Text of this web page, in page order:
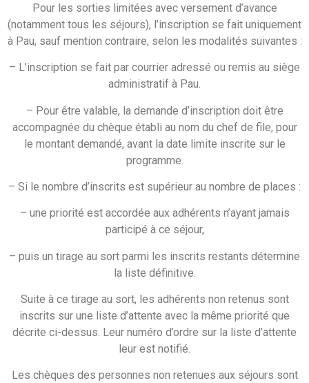
Pour les sorties limitées avec versement d’avance
(notamment tous les séjours), l’inscription se fait uniquement
à Pau, sauf mention contraire, selon les modalités suivantes :
– L’inscription se fait par courrier adressé ou remis au siège
administratif à Pau.
– Pour être valable, la demande d’inscription doit être
accompagnée du chèque établi au nom du chef de file, pour
le montant demandé, avant la date limite inscrite sur le
programme.
– Si le nombre d’inscrits est supérieur au nombre de places :
– une priorité est accordée aux adhérents n’ayant jamais
participé à ce séjour,
– puis un tirage au sort parmi les inscrits restants détermine
la liste définitive.
Suite à ce tirage au sort, les adhérents non retenus sont
inscrits sur une liste d’attente avec la même priorité que
décrite ci-dessus. Leur numéro d’ordre sur la liste d’attente
leur est notifié.
Les chèques des personnes non retenues aux séjours sont